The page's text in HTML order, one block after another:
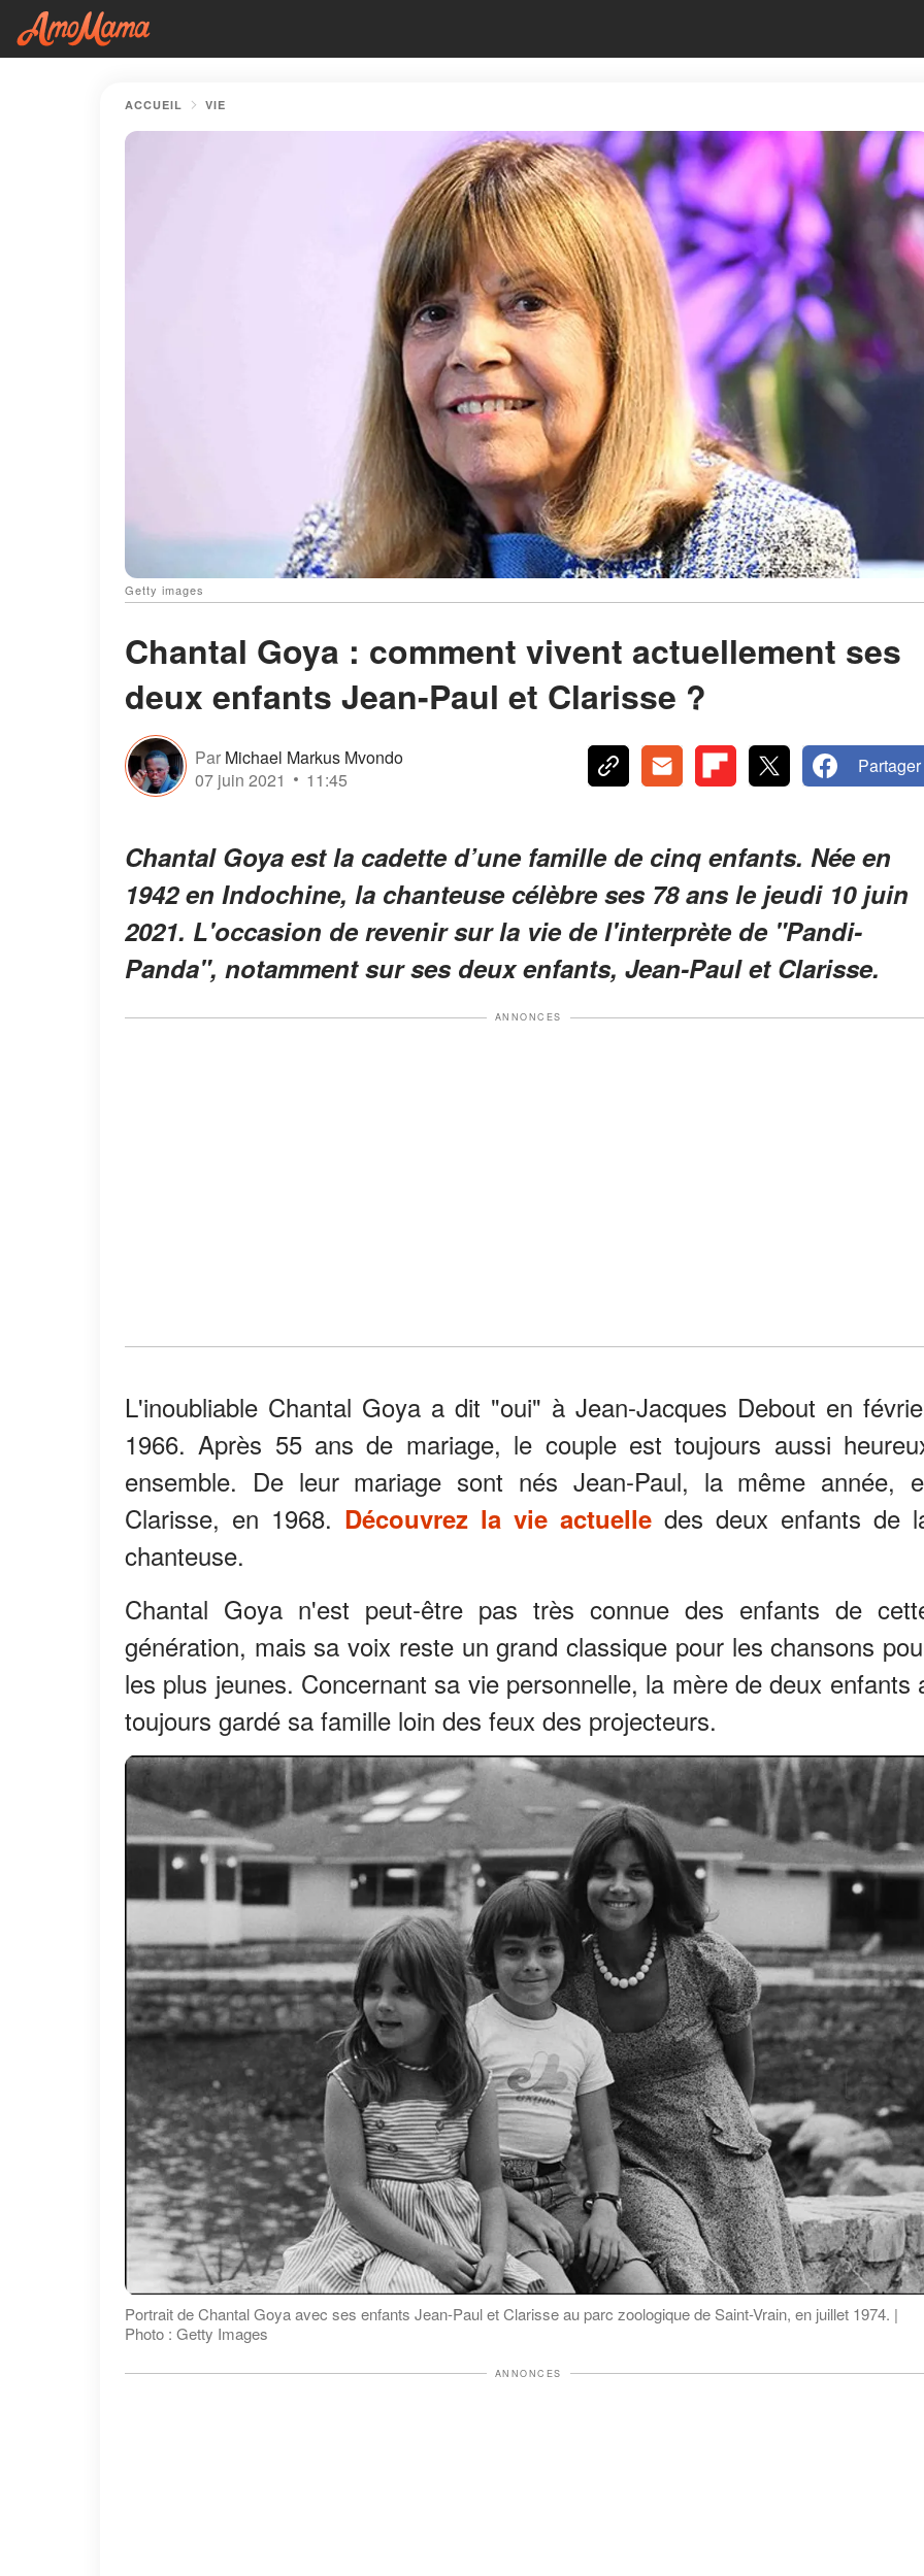
ACCUEIL VIE
Getty images
Chantal Goya : comment vivent actuellement ses
deux enfants Jean-Paul et Clarisse ?
Par Michael Markus Mvondo
07 juin 2021
11:45
Partager
Chantal Goya est la cadette d’une famille de cinq enfants. Née en
1942 en Indochine, la chanteuse célèbre ses 78 ans le jeudi 10 juin
2021. L'occasion de revenir sur la vie de l'interprète de "Pandi-
Panda", notamment sur ses deux enfants, Jean-Paul et Clarisse.
ANNONCES
L'inoubliable Chantal Goya a dit "oui" à Jean-Jacques Debout en
1966. Après 55 ans de mariage, le couple est toujours aussi
ensemble. De leur mariage sont nés Jean-Paul, la même année,
Clarisse, en 1968. Découvrez la vie actuelle des deux enfants de
chanteuse.
Chantal Goya n'est peut-être pas très connue des enfants de
génération, mais sa voix reste un grand classique pour les chansons
les plus jeunes. Concernant sa vie personnelle, la mère de deux enfants
toujours gardé sa famille loin des feux des projecteurs.
Portrait de Chantal Goya avec ses enfants Jean-Paul et Clarisse au parc zoologique de Saint-Vrain, en juillet 1974. |
Photo : Getty Images
ANNONCES